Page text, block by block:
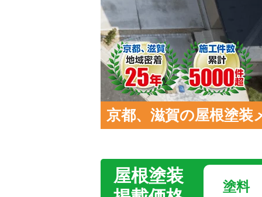
京都、滋賀の屋根塗
屋根塗装
塗料